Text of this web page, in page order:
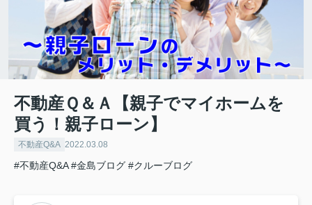
不動産Ｑ＆Ａ【親子でマイホームを
買う！親子ローン】
不動産Q&A 2022.03.08
#不動産Q&A #金島ブログ #クルーブログ